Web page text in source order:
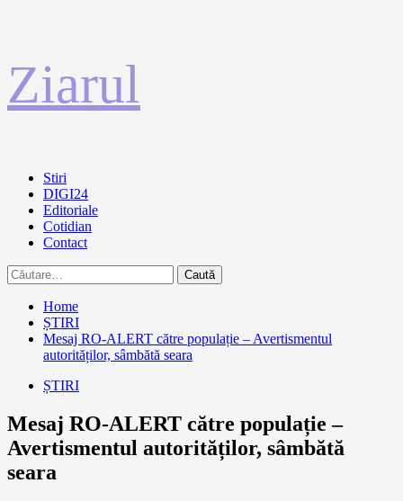
la
conținut
Ziarul
Primary
Menu
Stiri
DIGI24
Editoriale
Cotidian
Contact
Caută
după:
Home
ȘTIRI
Mesaj RO-ALERT către populație – Avertismentul
autorităților, sâmbătă seara
ȘTIRI
Mesaj RO-ALERT către populație –
Avertismentul autorităților, sâmbătă
seara